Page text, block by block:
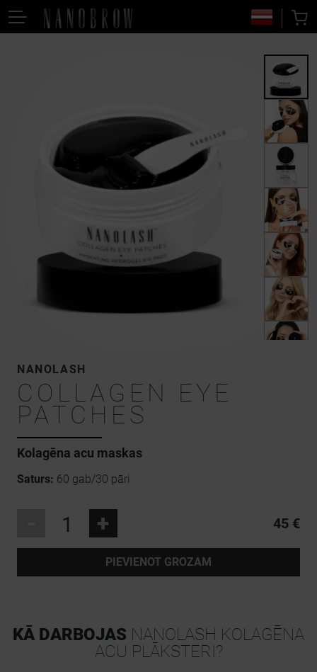
NANOLASH
COLLAGEN EYE
PATCHES
Kolagēna acu maskas
Saturs: 60 gab/30 pāri
+ 45 €
PIEVIENOT GROZAM
KĀ DARBOJAS NANOLASH KOLAGĒNA
ACU PLĀKSTERI?